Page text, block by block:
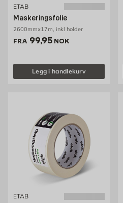
ETAB
Maskeringsfolie
2600mmx17m, inkl holder
FRA Pris 99.95 NOK /stk
99,95 NOK
Legg i handlekurv
ETAB